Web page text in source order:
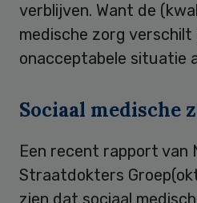
verblijven. Want de
medische zorg verschilt
onacceptabele situatie
Sociaal medische
Een recent rapport van
Straatdokters